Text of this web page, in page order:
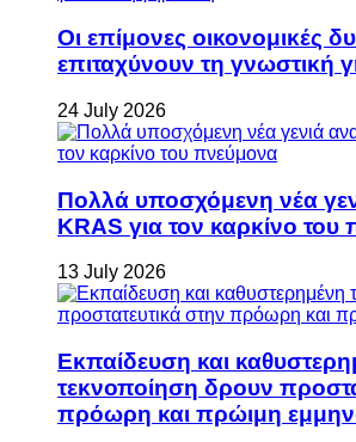
Οι επίμονες οικονομικές
επιταχύνουν τη γνωστική
24 July 2026
Πολλά υποσχόμενη νέα
KRAS για τον καρκίνο του
13 July 2026
Εκπαίδευση και
τεκνοποίηση δρουν
πρόωρη και πρώιμη